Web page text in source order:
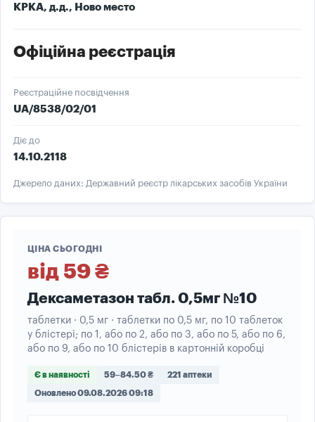
КРКА, д.д., Ново место
Офіційна реєстрація
Реєстраційне посвідчення
UA/8538/02/01
Діє до
14.10.2118
Джерело даних: Державний реєстр лікарських засобів України
ЦІНА СЬОГОДНІ
від 59 ₴
Дексаметазон табл. 0,5мг №10
таблетки · 0,5 мг · таблетки по 0,5 мг, по 10 таблеток
у блістері; по 1, або по 2, або по 3, або по 5, або по 6,
або по 9, або по 10 блістерів в картонній коробці
Є в наявності 59–84.50 ₴ 221 аптеки
Оновлено 09.08.2026 09:18